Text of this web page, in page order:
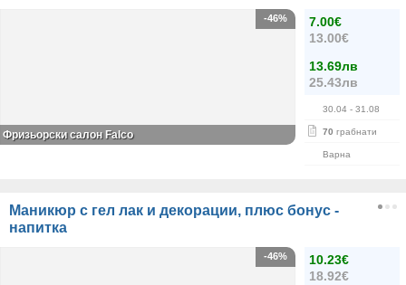
7.00€
13.00€
13.69лв
25.43лв
30.04 - 31.08
70 грабнати
Варна
-46%
Фризьорски салон Falco
Маникюр с гел лак и декорации, плюс бонус -
напитка
10.23€
18.92€
-46%